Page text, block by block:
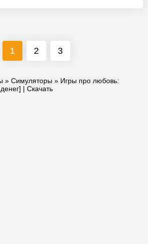
1 2 3
» Симуляторы » Игры про любовь:
| Скачать